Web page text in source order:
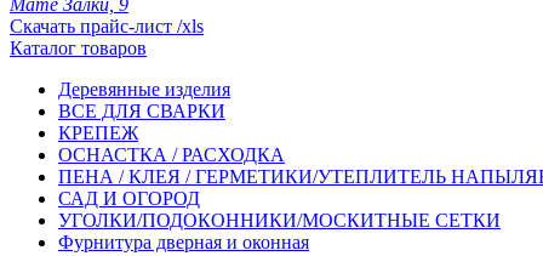
Скачать прайс-лист /xls
Каталог товаров
Деревянные изделия
ВСЕ ДЛЯ СВАРКИ
КРЕПЕЖ
ОСНАСТКА / РАСХОДКА
ПЕНА / КЛЕЯ / ГЕРМЕТИКИ/УТЕПЛИТЕЛЬ
САД И ОГОРОД
УГОЛКИ/ПОДОКОННИКИ/МОСКИТНЫЕ СЕТКИ
Фурнитура дверная и оконная